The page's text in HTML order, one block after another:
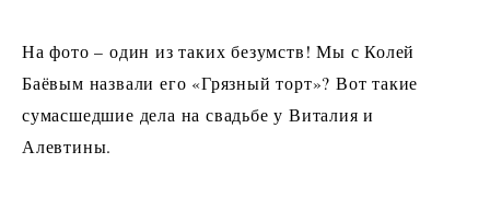
На фото – один из таких безумств! Мы с Колей
Баёвым назвали его «Грязный торт»? Вот такие
сумасшедшие дела на свадьбе у Виталия и
Алевтины.